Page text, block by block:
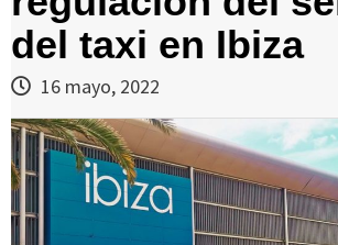
del taxi en Ibiza
16 mayo, 2022